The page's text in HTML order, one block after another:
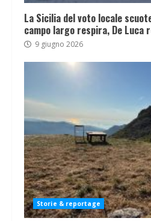
La Sicilia del voto locale
campo largo respira, De Luca
9 giugno 2026
Storie & reportage